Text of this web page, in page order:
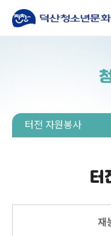
터전 자원봉사
터
재